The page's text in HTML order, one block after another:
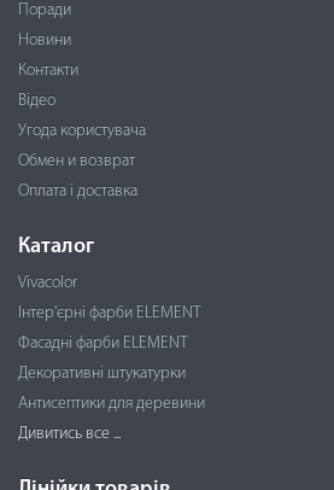
Поради
Новини
Контакти
Відео
Угода користувача
Обмен и возврат
Оплата і доставка
Каталог
Vivacolor
Інтер'єрні фарби ELEMENT
Фасадні фарби ELEMENT
Декоративні штукатурки
Антисептики для деревини
Дивитись все ...